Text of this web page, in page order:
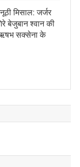
मिसाल: जर्जर
बेजुबान श्वान की
ऋषभ सक्सेना के